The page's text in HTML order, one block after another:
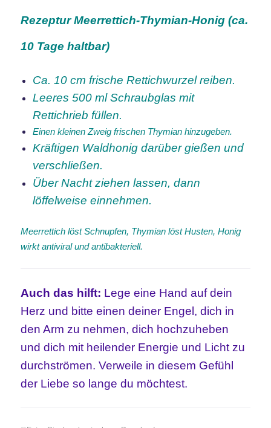
Rezeptur Meerrettich-Thymian-Honig (ca.
10 Tage haltbar)
Ca. 10 cm frische Rettichwurzel reiben.
Leeres 500 ml Schraubglas mit
Rettichrieb füllen.
Einen kleinen Zweig frischen Thymian hinzugeben.
Kräftigen Waldhonig darüber gießen und
verschließen.
Über Nacht ziehen lassen, dann
löffelweise einnehmen.
Meerrettich löst Schnupfen, Thymian löst Husten, Honig
wirkt antiviral und antibakteriell.
Auch das hilft: Lege eine Hand auf dein
Herz und bitte einen deiner Engel, dich in
den Arm zu nehmen, dich hochzuheben
und dich mit heilender Energie und Licht zu
durchströmen. Verweile in diesem Gefühl
der Liebe so lange du möchtest.